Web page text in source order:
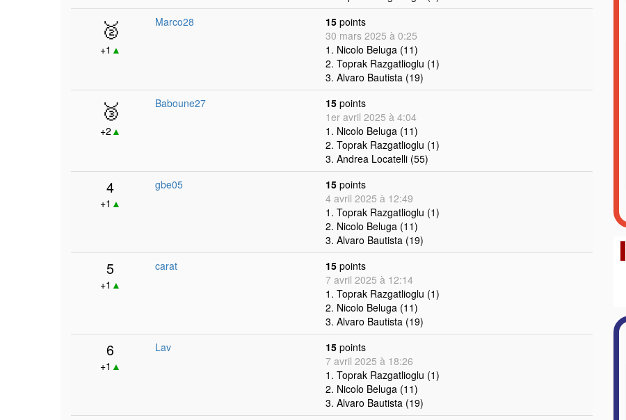
🥈
+1 ▲
Marco28 15 points
30 mars 2025 à 0:25
1. Nicolo Beluga (11)
2. Toprak Razgatlioglu (1)
3. Alvaro Bautista (19)
🥉
+2 ▲
Baboune27 15 points
1er avril 2025 à 4:04
1. Nicolo Beluga (11)
2. Toprak Razgatlioglu (1)
3. Andrea Locatelli (55)
4
+1 ▲
gbe05 15 points
4 avril 2025 à 12:49
1. Toprak Razgatlioglu (1)
2. Nicolo Beluga (11)
3. Alvaro Bautista (19)
5
+1 ▲
carat 15 points
7 avril 2025 à 12:14
1. Toprak Razgatlioglu (1)
2. Nicolo Beluga (11)
3. Alvaro Bautista (19)
6
+1 ▲
Lav 15 points
7 avril 2025 à 18:26
1. Toprak Razgatlioglu (1)
2. Nicolo Beluga (11)
3. Alvaro Bautista (19)